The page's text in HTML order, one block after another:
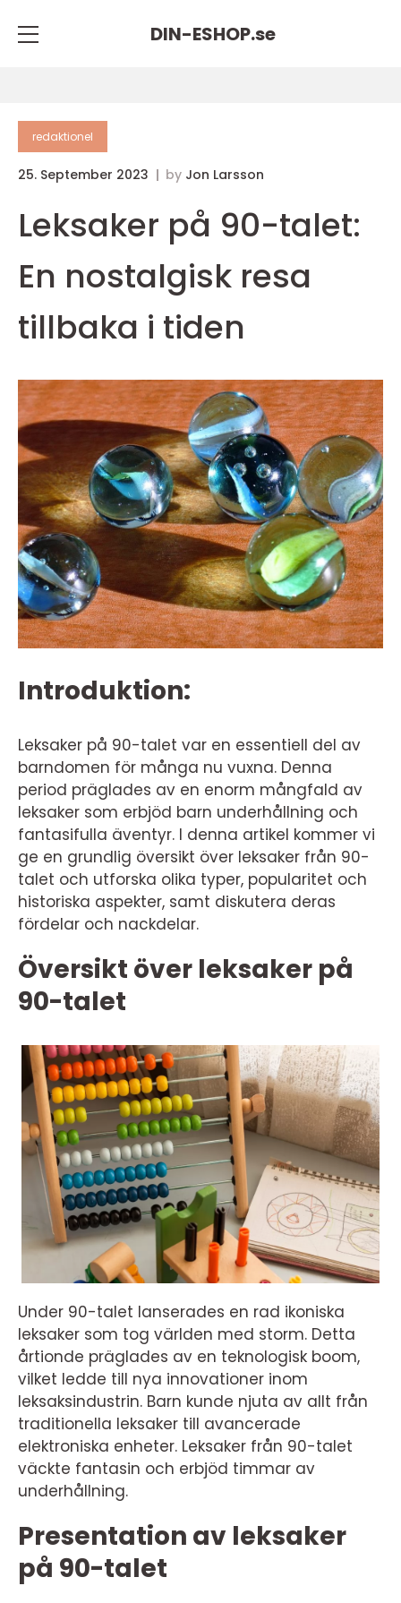
DIN-ESHOP.se
redaktionel
25. September 2023 by Jon Larsson
Leksaker på 90-talet:
En nostalgisk resa
tillbaka i tiden
Introduktion:
Leksaker på 90-talet var en essentiell del av
barndomen för många nu vuxna. Denna
period präglades av en enorm mångfald av
leksaker som erbjöd barn underhållning och
fantasifulla äventyr. I denna artikel kommer vi
ge en grundlig översikt över leksaker från 90-
talet och utforska olika typer, popularitet och
historiska aspekter, samt diskutera deras
fördelar och nackdelar.
Översikt över leksaker på
90-talet
Under 90-talet lanserades en rad ikoniska
leksaker som tog världen med storm. Detta
årtionde präglades av en teknologisk boom,
vilket ledde till nya innovationer inom
leksaksindustrin. Barn kunde njuta av allt från
traditionella leksaker till avancerade
elektroniska enheter. Leksaker från 90-talet
väckte fantasin och erbjöd timmar av
underhållning.
Presentation av leksaker
på 90-talet